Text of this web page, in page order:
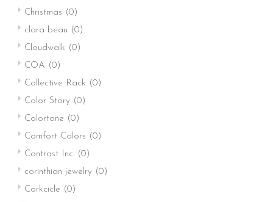
Christmas (0)
clara beau (0)
Cloudwalk (0)
COA (0)
Collective Rack (0)
Color Story (0)
Colortone (0)
Comfort Colors (0)
Contrast Inc. (0)
corinthian jewelry (0)
Corkcicle (0)